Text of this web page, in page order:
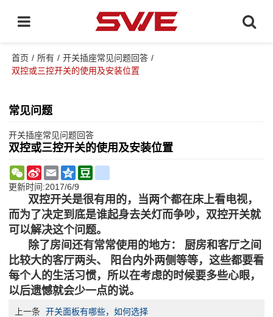
首页 / 所有 / 开关插座常见问题回答 /
双控或三控开关的使用及安装位置
常见问题
开关插座常见问题回答
双控或三控开关的使用及安装位置
WeChat
Sina
Weibo
Email Qzone
更新时间:2017/6/9
双控开关是很有用的，当两个都在床上看电视，
而为了决定到底是谁起身去关灯而争吵，双控开关就
可以解决这个问题。
除了房间还有常常使用的地方： 厨房和客厅之间
比较大的客厅两头、 阳台内外两侧等等，这些都要看
每个人的生活习惯，所以在考虑的时候要多些心眼，
以后遗憾就会少一点的说。
上一条 开关面板有哪些，如何选择